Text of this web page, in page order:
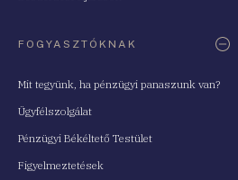
FOGYASZTÓKNAK
Mit tegyünk, ha pénzügyi panaszunk van?
Ügyfélszolgálat
Pénzügyi Békéltető Testület
Figyelmeztetések